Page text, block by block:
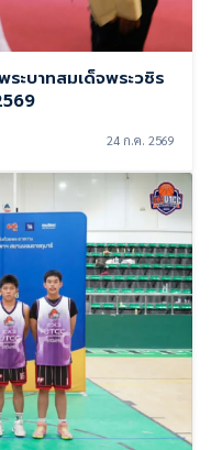
ะบาทสมเด็จพระวชิร
24 ก.ค. 2569